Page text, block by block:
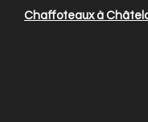
Chaffoteaux à